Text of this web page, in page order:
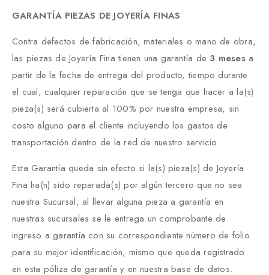
GARANTÍA PIEZAS DE JOYERÍA FINAS
Contra defectos de fabricación, materiales o mano de obra,
las piezas de Joyería Fina tienen una garantía de 3 mesesa
partir de la fecha de entrega del producto, tiempo durante
el cual, cualquier reparación que se tenga que hacer a la(s)
pieza(s) será cubierta al 100% por nuestra empresa, sin
costo alguno para el cliente incluyendo los gastos de
transportación dentro de la red de nuestro servicio.
Esta Garantía queda sin efecto si la(s) pieza(s) de Joyería
Fina ha(n) sido reparada(s) por algún tercero que no sea
nuestra Sucursal, al llevar alguna pieza a garantía en
nuestras sucursales se le entrega un comprobante de
ingreso a garantía con su correspondiente número de folio
para su mejor identificación, mismo que queda registrado
en esta póliza de garantía y en nuestra base de datos.